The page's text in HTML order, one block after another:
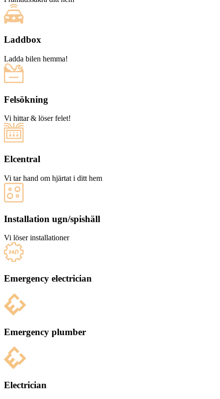
Laddbox
Ladda bilen hemma!
Felsökning
Vi hittar & löser felet!
Elcentral
Vi tar hand om hjärtat i ditt hem
Installation ugn/spishäll
Vi löser installationer
Emergency electrician
Emergency plumber
Electrician